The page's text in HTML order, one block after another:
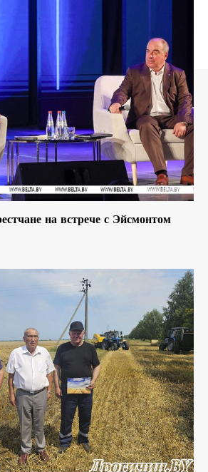
на встрече с Эйсмонтом